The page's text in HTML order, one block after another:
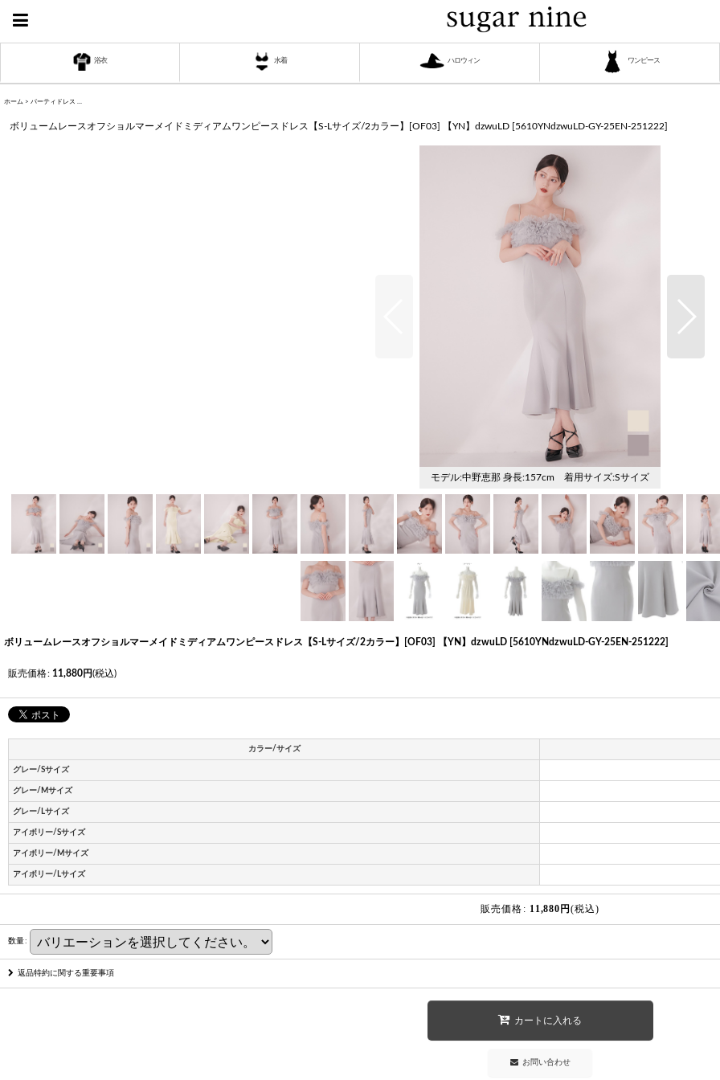
浴衣 水着 ハロウィン ワンピース
ホーム > パーティドレス
ボリュームレースオフショルマーメイドミディアムワンピースドレス【S-Lサイズ/2カラー】[OF03] 【YN】dzwuLD [5610YNdzwuLD-GY-25EN-251222]
ボリュームレースオフショルマーメイドミディアムワンピースドレス【S-Lサイズ/2カラー】[OF03] 【YN】dzwuLD [5610YNdzwuLD-GY-25EN-251222]
販売価格: 11,880円(税込)
カラー/サイズ
グレー/Sサイズ
グレー/Mサイズ
グレー/Lサイズ
アイボリー/Sサイズ
アイボリー/Mサイズ
アイボリー/Lサイズ
販売価格 : 11,880円(税込)
数量:
返品特約に関する重要事項
カートに入れる
お問い合わせ